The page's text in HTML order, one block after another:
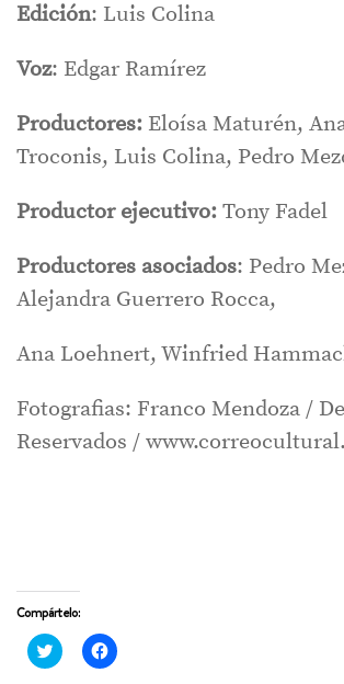
Edición: Luis Colina
Voz: Edgar Ramírez
Productores: Eloísa Maturén,
Troconis, Luis Colina, Pedro
Productor ejecutivo: Tony Fadel
Productores asociados: Pedro
Alejandra Guerrero Rocca,
Ana Loehnert, Winfried
Fotografias: Franco Mendoza /
Reservados /
Compártelo:
Haz
clic
Haz
clic